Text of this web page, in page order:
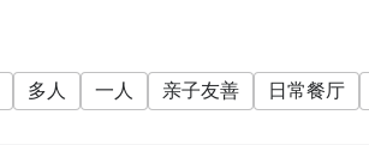
多人 一人 亲子友善 日常餐厅